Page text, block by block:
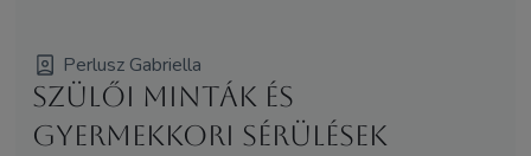
Perlusz Gabriella
Szülői minták és
gyermekkori sérülések